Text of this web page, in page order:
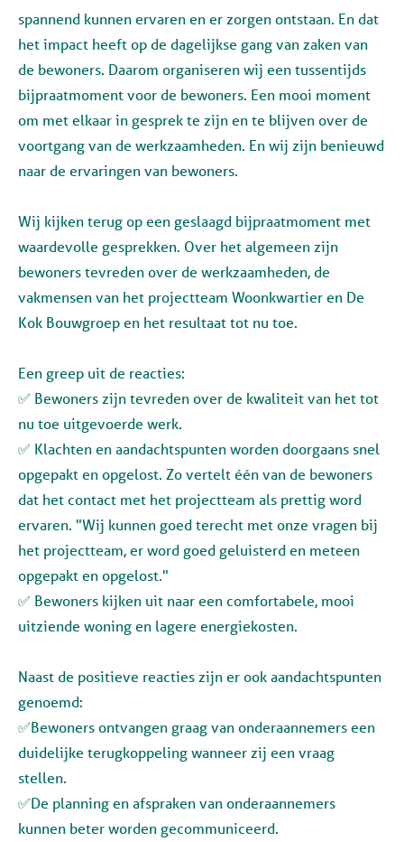
spannend kunnen ervaren en er zorgen ontstaan. En dat
het impact heeft op de dagelijkse gang van zaken van
de bewoners. Daarom organiseren wij een tussentijds
bijpraatmoment voor de bewoners. Een mooi moment
om met elkaar in gesprek te zijn en te blijven over de
voortgang van de werkzaamheden. En wij zijn benieuwd
naar de ervaringen van bewoners.
Wij kijken terug op een geslaagd bijpraatmoment met
waardevolle gesprekken. Over het algemeen zijn
bewoners tevreden over de werkzaamheden, de
vakmensen van het projectteam Woonkwartier en De
Kok Bouwgroep en het resultaat tot nu toe.
Een greep uit de reacties:
✅ Bewoners zijn tevreden over de kwaliteit van het tot
nu toe uitgevoerde werk.
✅ Klachten en aandachtspunten worden doorgaans snel
opgepakt en opgelost. Zo vertelt één van de bewoners
dat het contact met het projectteam als prettig word
ervaren. "Wij kunnen goed terecht met onze vragen bij
het projectteam, er word goed geluisterd en meteen
opgepakt en opgelost."
✅ Bewoners kijken uit naar een comfortabele, mooi
uitziende woning en lagere energiekosten.
Naast de positieve reacties zijn er ook aandachtspunten
genoemd:
✅Bewoners ontvangen graag van onderaannemers een
duidelijke terugkoppeling wanneer zij een vraag
stellen.
✅De planning en afspraken van onderaannemers
kunnen beter worden gecommuniceerd.